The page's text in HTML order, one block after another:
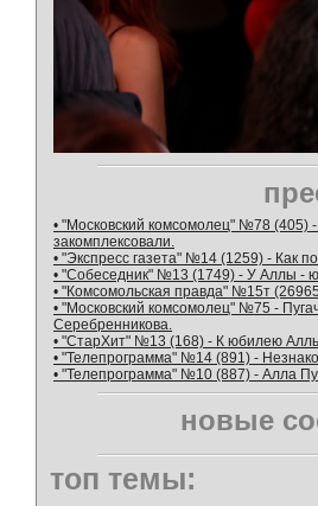
• "Московский комсомолец" №78 (405)
закомплексовали.
• "Экспресс газета" №14 (1259) - Как
• "Собеседник" №13 (1749) - У Аллы -
• "Комсомольская правда" №15т
• "Московский комсомолец" №75 -
Серебренникова.
• "СтарХит" №13 (168) - К юбилею Аллы
• "Телепрограмма" №14 (891) -
• "Телепрограмма" №10 (887) - Алла
новые
топ темы: